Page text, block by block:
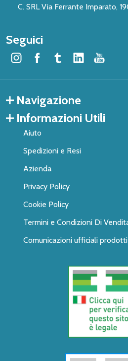
C. SRL Via Ferrante Imparato,
Seguici
Navigazione
Informazioni Utili
Aiuto
Spedizioni e Resi
Azienda
Privacy Policy
Cookie Policy
Termini e Condizioni Di
Comunicazioni ufficiali prodotti